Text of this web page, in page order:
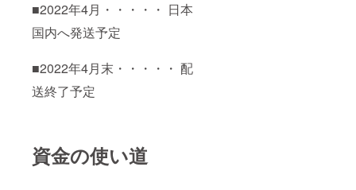
■2022年4月・・・・・ 日本
国内へ発送予定
■2022年4月末・・・・・ 配
送終了予定
資金の使い道